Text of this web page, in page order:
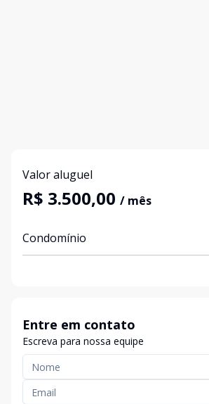
Valor aluguel
R$ 3.500,00 / mês
Condomínio
Entre em contato
Escreva para nossa equipe